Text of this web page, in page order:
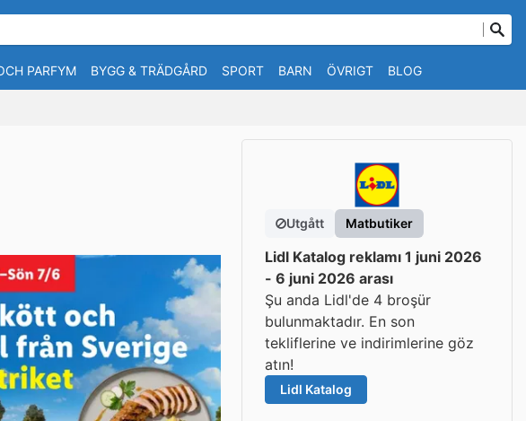
PARFYM BYGG & TRÄDGÅRD SPORT BARN ÖVRIGT BLOG
Utgått Matbutiker
Lidl Katalog reklamı 1 juni 2026
- 6 juni 2026 arası
Şu anda Lidl'de 4 broşür
bulunmaktadır. En son
tekliflerine ve indirimlerine göz
atın!
Lidl Katalog